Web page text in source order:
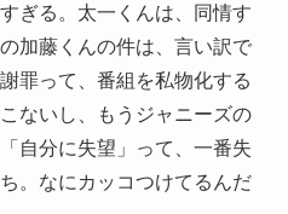
ぎる。太一くんは、同情す
加藤くんの件は、言い訳で
罪って、番組を私物化する
ないし、もうジャニーズの
自分に失望」って、一番失
。なにカッコつけてるんだ